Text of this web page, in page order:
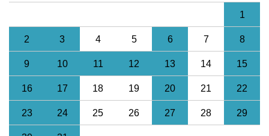
1
2 3 4 5 6 7 8
9 10 11 12 13 14 15
16 17 18 19 20 21 22
23 24 25 26 27 28 29